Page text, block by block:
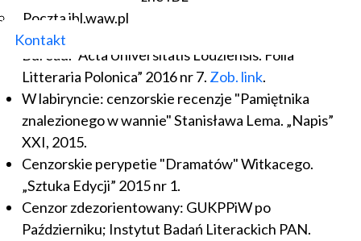
Poczta ibl.waw.pl
Kontakt
Reception of Młyny Boże [the Mills of God] Novel
Series by Kazimierz Truchanowski by the Censorship
Bureau. “Acta Universitatis Lodziensis. Folia
Litteraria Polonica” 2016 nr 7. Zob. link.
W labiryncie: cenzorskie recenzje "Pamiętnika
znalezionego w wannie" Stanisława Lema. „Napis”
XXI, 2015.
Cenzorskie perypetie "Dramatów" Witkacego.
„Sztuka Edycji” 2015 nr 1.
Cenzor zdezorientowany: GUKPPiW po
Październiku; Instytut Badań Literackich PAN.